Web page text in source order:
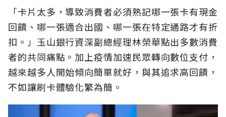
「卡片太多，導致消費者必須熟記哪一張卡有現金
回饋、哪一張適合出國、哪一張在特定通路才有折
扣。」玉山銀行資深副總經理林榮華點出多數消費
者的共同痛點。加上疫情加速民眾轉向數位支付，
越來越多人開始傾向簡單就好，與其追求高回饋，
不如讓刷卡體驗化繁為簡。